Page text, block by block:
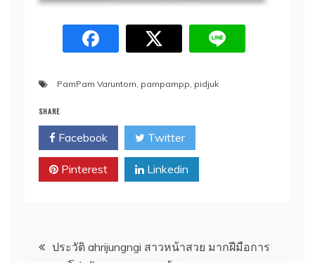
PamPam Varuntorn, pampampp, pidjuk
SHARE
Facebook Twitter
Pinterest Linkedin
Postประวัติ ahrijungngi สาวหน้าสวย มากฝีมือการ